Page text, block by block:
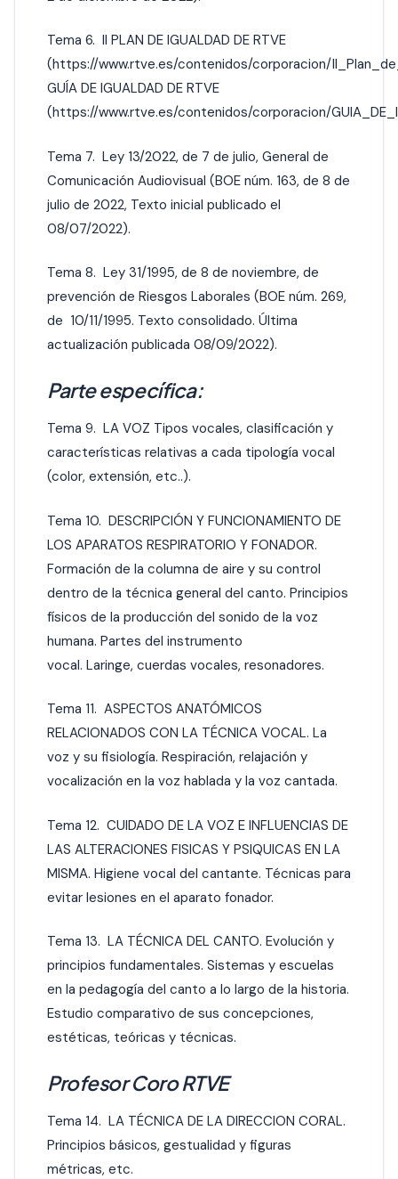
Tema 6. II PLAN DE IGUALDAD DE RTVE
(https://www.rtve.es/contenidos/corporacion/
GUÍA DE IGUALDAD DE RTVE
(https://www.rtve.es/contenidos/corporacion/
Tema 7. Ley 13/2022, de 7 de julio, General de
Comunicación Audiovisual (BOE núm. 163, de 8 de
julio de 2022, Texto inicial publicado el
08/07/2022).
Tema 8. Ley 31/1995, de 8 de noviembre, de
prevención de Riesgos Laborales (BOE núm. 269,
de 10/11/1995. Texto consolidado. Última
actualización publicada 08/09/2022).
Parte específica:
Tema 9. LA VOZ Tipos vocales, clasificación y
características relativas a cada tipología vocal
(color, extensión, etc..).
Tema 10. DESCRIPCIÓN Y FUNCIONAMIENTO DE
LOS APARATOS RESPIRATORIO Y FONADOR.
Formación de la columna de aire y su control
dentro de la técnica general del canto. Principios
físicos de la producción del sonido de la voz
humana. Partes del instrumento
vocal. Laringe, cuerdas vocales, resonadores.
Tema 11. ASPECTOS ANATÓMICOS
RELACIONADOS CON LA TÉCNICA VOCAL. La
voz y su fisiología. Respiración, relajación y
vocalización en la voz hablada y la voz cantada.
Tema 12. CUIDADO DE LA VOZ E INFLUENCIAS DE
LAS ALTERACIONES FISICAS Y PSIQUICAS EN LA
MISMA. Higiene vocal del cantante. Técnicas para
evitar lesiones en el aparato fonador.
Tema 13. LA TÉCNICA DEL CANTO. Evolución y
principios fundamentales. Sistemas y escuelas
en la pedagogía del canto a lo largo de la historia.
Estudio comparativo de sus concepciones,
estéticas, teóricas y técnicas.
Profesor Coro RTVE
Tema 14. LA TÉCNICA DE LA DIRECCION CORAL.
Principios básicos, gestualidad y figuras
métricas, etc.